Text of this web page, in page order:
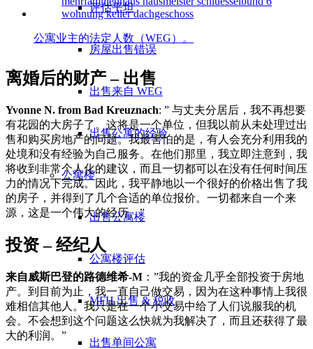
评估平坦
房屋出售错误
出售来自 WEG
出售公寓的经验
公寓楼
出售公寓楼
公寓楼评估
MFH 出售 & 税收
出售单间公寓
公寓业主的法定人数（WEG）。
离婚后的财产 – 出售
Yvonne N. from Bad Kreuznach: ” 与丈夫分居后，我不再想要
有花园的大房子了。这将是一个单位，但我以前从未处理过出
售和购买房地产的问题。我最害怕的是，有人会充分利用我的
处境和没有经验为自己服务。在他们那里，我立即注意到，我
将收到非常个人化的建议，而且一切都可以在没有任何时间压
力的情况下完成。因此，我平静地以一个很好的价格出售了我
的房子，并得到了几个合适的单位报价。一切都来自一个来
源，这是一个伟大的经历。”
投资 – 经纪人
来自威斯巴登的路德维希-M ：”我的资金几乎全部投资于房地
产。到目前为止，我一直自己做交易，因为在这种事情上我很
难相信其他人。我只是在一个小交易中给了人们说服我的机
会。不会想到这个问题这么快就为我解决了，而且还获得了最
大的利润。”